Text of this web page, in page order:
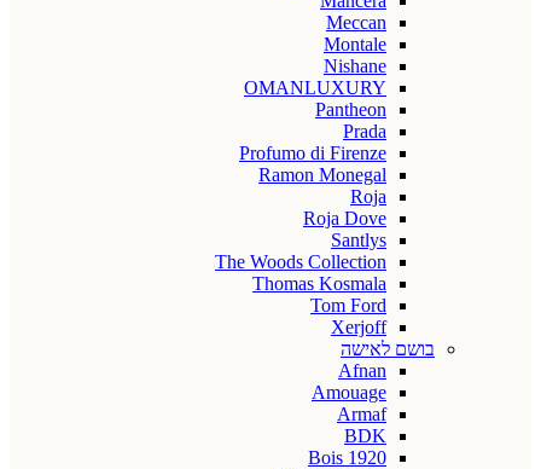
Meccan
Montale
Nishane
OMANLUXURY
Pantheon
Prada
Profumo di Firenze
Ramon Monegal
Roja
Roja Dove
Santlys
The Woods Collection
Thomas Kosmala
Tom Ford
Xerjoff
בושם לאישה
Afnan
Amouage
Armaf
BDK
Bois 1920